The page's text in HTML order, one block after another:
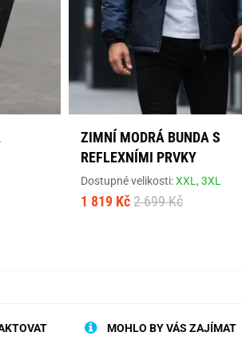
ZIMNÍ MODRÁ BUNDA S
REFLEXNÍMI PRVKY
Dostupné velikosti:XXL,3XL
1 819 Kč 2 699 Kč
MOHLO BY VÁS ZAJÍMAT